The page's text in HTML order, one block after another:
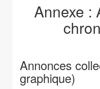
Annexe :
Annonces
graphique)